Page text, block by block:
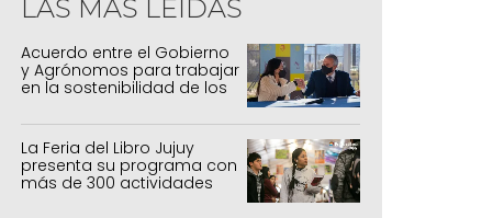
LAS MÁS LEÍDAS
Acuerdo entre el Gobierno
y Agrónomos para trabajar
en la sostenibilidad de los
agrícolas, pecuarios y
forestal
La Feria del Libro Jujuy
presenta su programa con
más de 300 actividades